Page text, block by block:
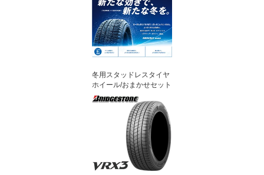
冬用スタッドレスタイヤ
ホイール/おまかせセット